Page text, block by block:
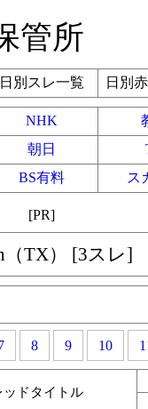
管所
日別スレ一覧 日別
NHK
朝日
BS有料 ス
[PR]
（TX） [3スレ]
8 9 10
ッドタイトル